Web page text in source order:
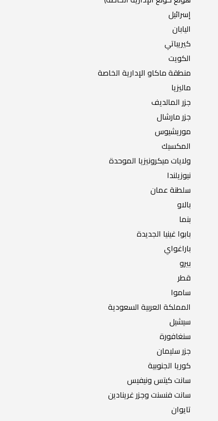
إسرائيل
اليابان
كيريباتي
الكويت
منطقة ماكاو الإدارية الخاصة
ماليزيا
جزر المالديف
جزر مارشال
موريشيوس
المكسيك
ولايات ميكرونيزيا الموحدة
نيوزيلندا
سلطنة عمان
بالاو
بنما
بابوا غينيا الجديدة
باراغواي
بيرو
قطر
ساموا
المملكة العربية السعودية
سيشيل
سنغافورة
جزر سليمان
كوريا الجنوبية
سانت كيتس ونيفيس
سانت فنسنت وجزر غرينادين
تايوان